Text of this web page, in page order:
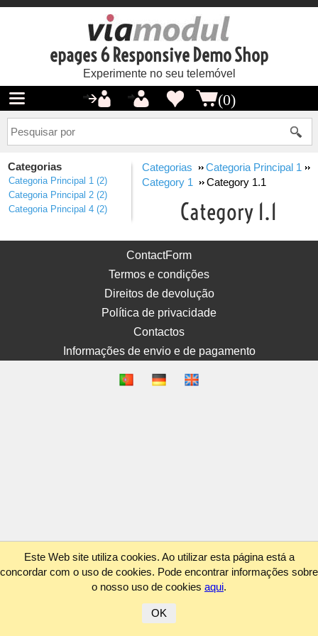
epages 6 Responsive Demo Shop
Experimente no seu telemóvel
(0)
Categorias
Categoria Principal 1 (2)
Categoria Principal 2 (2)
Categoria Principal 4 (2)
Categorias
Categoria Principal 1
Category 1
Category 1.1
Category 1.1
ContactForm
Termos e condições
Direitos de devolução
Política de privacidade
Contactos
Informações de envio e de pagamento
Este Web site utiliza cookies. Ao utilizar esta página está a
concordar com o uso de cookies. Pode encontrar informações sobre
o nosso uso de cookies aqui.
OK